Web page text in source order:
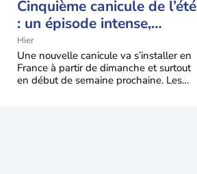
Cinquième canicule de l’été
: un épisode intense,
durable et étendu la
semaine prochaine
Hier
Une nouvelle canicule va s’installer en
France à partir de dimanche et surtout
en début de semaine prochaine. Les